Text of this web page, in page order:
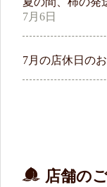
7月6日
7月の店休日の
店舗の